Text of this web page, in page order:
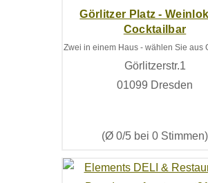
Görlitzer Platz -
Cocktailbar
Zwei in einem Haus - wählen Sie aus
Görlitzerstr.1
01099 Dresden
(Ø 0/5 bei 0 Stimmen)